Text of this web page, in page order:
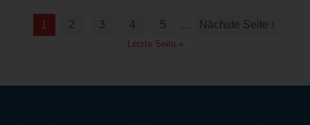
1 2 3 4 5 … Nächste Seite ›
Letzte Seite »